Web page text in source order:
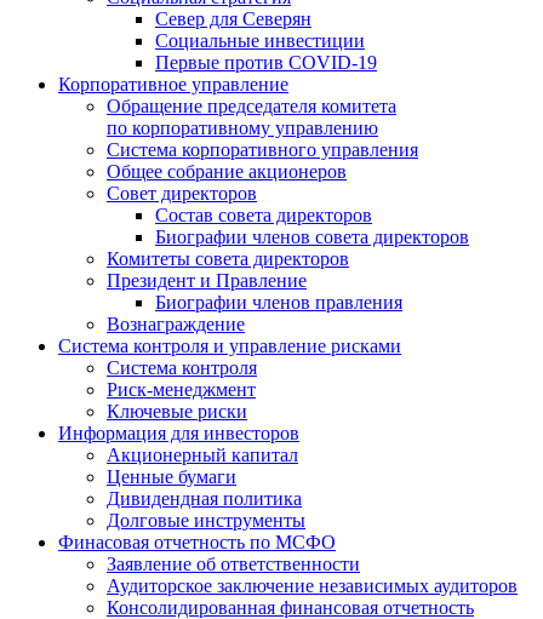
Север для Северян
Социальные инвестиции
Первые против COVID‑19
Корпоративное управление
Обращение председателя комитета
по корпоративному управлению
Система корпоративного управления
Общее собрание акционеров
Совет директоров
Состав совета директоров
Биографии членов совета директоров
Комитеты совета директоров
Президент и Правление
Биографии членов правления
Вознаграждение
Система контроля и управление рисками
Система контроля
Риск-менеджмент
Ключевые риски
Информация для инвесторов
Акционерный капитал
Ценные бумаги
Дивидендная политика
Долговые инструменты
Финасовая отчетность по МСФО
Заявление об ответственности
Аудиторское заключение независимых аудиторов
Консолидированная финансовая отчетность